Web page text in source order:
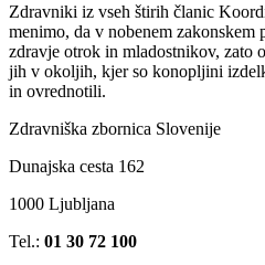
Zdravniki iz vseh štirih članic
menimo, da v nobenem
zdravje otrok in mladostnikov, zato
jih v okoljih, kjer so konopljini
in ovrednotili.
Zdravniška zbornica Slovenije
Dunajska cesta 162
1000 Ljubljana
Tel.: 01 30 72 100